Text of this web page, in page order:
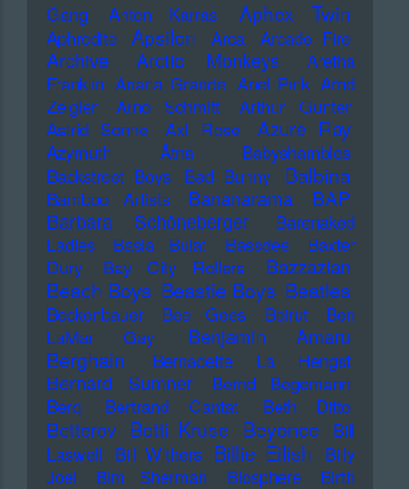
Gang
Anton Karras Aphex Twin
Aphrodite Apsilon Arca Arcade Fire
Archive Arctic Monkeys
Aretha
Franklin Ariana Grande Ariel Pink Arnd
Zeigler
Arno Schmitt
Arthur Gunter
Astrid Sonne
Axl Rose Azure Ray
Azymuth Ätna
Babyshambles
Backstreet Boys
Bad Bunny Balbina
Bamboo Artists Bananarama
BAP
Barbara Schöneberger
Barenaked
Ladies
Basia Bulat Bassdee
Baxter
Dury
Bay City Rollers Bazzazian
Beach Boys Beastie Boys Beatles
Beckenbauer Bee Gees Beirut
Ben
LaMar Gay
Benjamin Amaru
Berghain Bernadette La Hengst
Bernard Sumner
Bernd Begemann
Berq
Bertrand Cantat Beth Ditto
Betterov Betti Kruse Beyonce
Bill
Laswell
Bill Withers Billie Eilish
Billy
Joel
Bim Sherman Biosphere
Birth